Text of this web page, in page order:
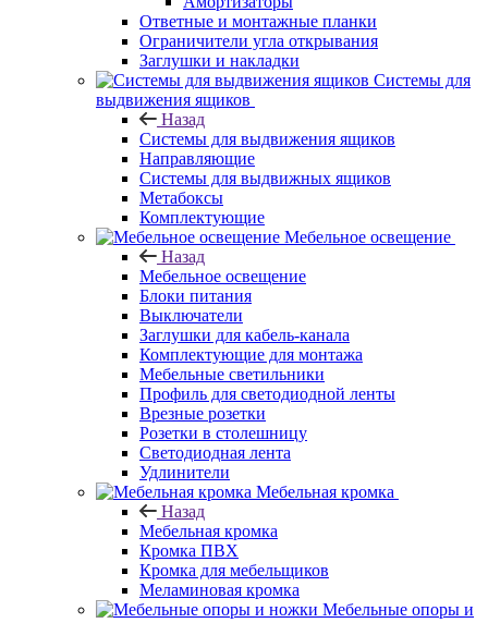
Ответные и монтажные планки
Ограничители угла открывания
Заглушки и накладки
Системы для
выдвижения ящиков
Назад
Системы для выдвижения ящиков
Направляющие
Системы для выдвижных ящиков
Метабоксы
Комплектующие
Мебельное освещение
Назад
Мебельное освещение
Блоки питания
Выключатели
Заглушки для кабель-канала
Комплектующие для монтажа
Мебельные светильники
Профиль для светодиодной ленты
Врезные розетки
Розетки в столешницу
Светодиодная лента
Удлинители
Мебельная кромка
Назад
Мебельная кромка
Кромка ПВХ
Кромка для мебельщиков
Меламиновая кромка
Мебельные опоры и